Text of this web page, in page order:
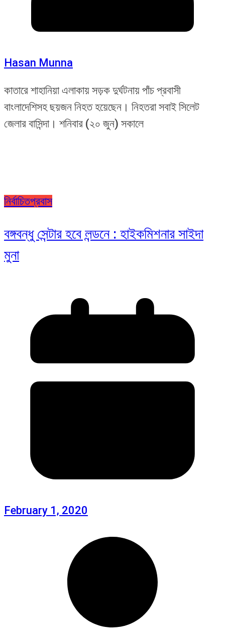
Hasan Munna
কাতারে শাহানিয়া এলাকায় সড়ক দুর্ঘটনায় পাঁচ প্রবাসী
বাংলাদেশিসহ ছয়জন নিহত হয়েছেন। নিহতরা সবাই সিলেট
জেলার বাসিন্দা। শনিবার (২০ জুন) সকালে
নির্বাচিতপ্রবাস
বঙ্গবন্ধু সেন্টার হবে লন্ডনে : হাইকমিশনার সাইদা
মুনা
February 1, 2020